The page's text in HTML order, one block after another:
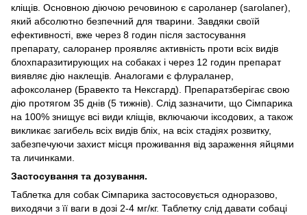
кліщів. Основною діючою речовиною є сароланер (sarolaner),
який абсолютно безпечний для тварини. Завдяки своїй
ефективності, вже через 8 годин після застосування
препарату, салоранер проявляє активність проти всіх видів
блохпаразитирующих на собаках і через 12 годин препарат
виявляє дію наклещів. Аналогами є флураланер,
афоксоланер (Бравекто та Нексгард). Препаратзберігає свою
дію протягом 35 днів (5 тижнів). Слід зазначити, що Сімпарика
на 100% знищує всі види кліщів, включаючи іксодових, а також
викликає загибель всіх видів бліх, на всіх стадіях розвитку,
забезпечуючи захист місця проживання від зараження яйцями
та личинками.
Застосування та дозування.
Таблетка для собак Сімпарика застосовується одноразово,
виходячи з її ваги в дозі 2-4 мг/кг. Таблетку слід давати собаці